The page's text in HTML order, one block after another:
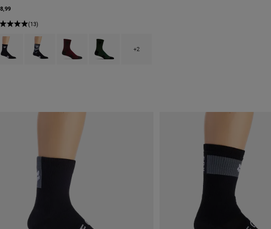
(13)
swatch type of Schwarz.
Product swatch type of Schwarz Camouflage.
Product swatch type of Dunkles Kastanienbraun.
Product swatch type of Efeugrün.
+2